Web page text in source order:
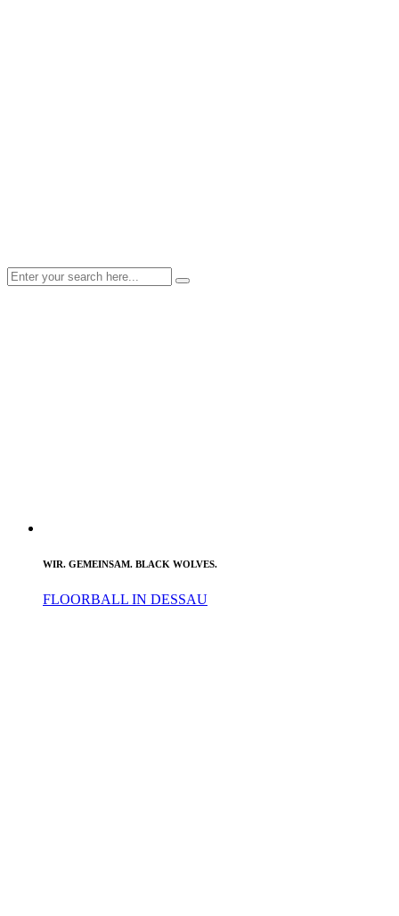
WIR. GEMEINSAM. BLACK WOLVES.
FLOORBALL IN DESSAU